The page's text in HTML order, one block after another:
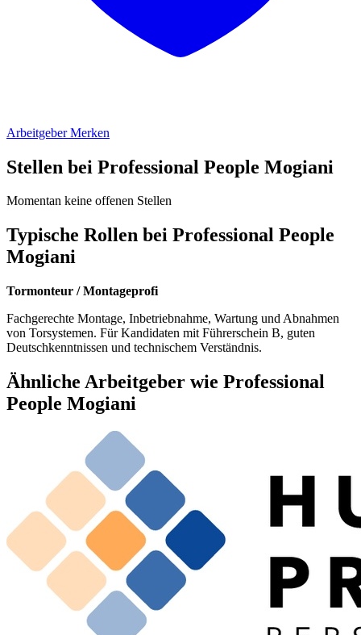
Arbeitgeber Merken
Stellen bei Professional People Mogiani
Momentan keine offenen Stellen
Typische Rollen bei Professional People
Mogiani
Tormonteur / Montageprofi
Fachgerechte Montage, Inbetriebnahme, Wartung und Abnahmen
von Torsystemen. Für Kandidaten mit Führerschein B, guten
Deutschkenntnissen und technischem Verständnis.
Ähnliche Arbeitgeber wie Professional
People Mogiani